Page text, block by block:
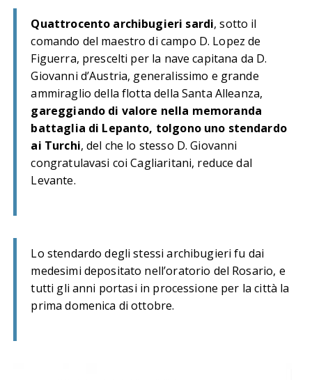
Quattrocento archibugieri sardi, sotto il
comando del maestro di campo D. Lopez de
Figuerra, prescelti per la nave capitana da D.
Giovanni d’Austria, generalissimo e grande
ammiraglio della flotta della Santa Alleanza,
gareggiando di valore nella memoranda
battaglia di Lepanto, tolgono uno stendardo
ai Turchi, del che lo stesso D. Giovanni
congratulavasi coi Cagliaritani, reduce dal
Levante.
Lo stendardo degli stessi archibugieri fu dai
medesimi depositato nell’oratorio del Rosario, e
tutti gli anni portasi in processione per la città la
prima domenica di ottobre.